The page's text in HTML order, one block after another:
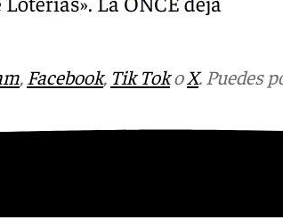
, Facebook, Tik TokoX. Puedes